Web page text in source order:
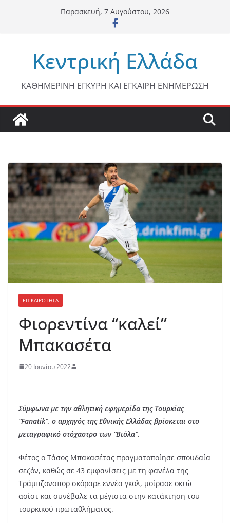
Παρασκευή, 7 Αυγούστου, 2026
Κεντρική Ελλάδα
ΚΑΘΗΜΕΡΙΝΗ ΕΓΚΥΡΗ ΚΑΙ ΕΓΚΑΙΡΗ ΕΝΗΜΕΡΩΣΗ
ΕΠΙΚΑΙΡΟΤΗΤΑ
Φιορεντίνα “καλεί”
Μπακασέτα
20 Ιουνίου 2022
Σύμφωνα με την αθλητική εφημερίδα της Τουρκίας
“Fanatik”, ο αρχηγός της Εθνικής Ελλάδας βρίσκεται στο
μεταγραφικό στόχαστρο των “Βιόλα”.
Φέτος ο Τάσος Μπακασέτας πραγματοποίησε σπουδαία
σεζόν, καθώς σε 43 εμφανίσεις με τη φανέλα της
Τράμπζονσπορ σκόραρε εννέα γκολ, μοίρασε οκτώ
ασίστ και συνέβαλε τα μέγιστα στην κατάκτηση του
τουρκικού πρωταθλήματος.